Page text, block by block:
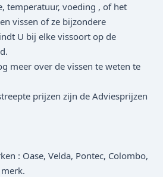
temperatuur, voeding , of het
vissen of ze bijzondere
U bij elke vissoort op de
meer over de vissen te weten te
prijzen zijn de Adviesprijzen
: Oase, Velda, Pontec, Colombo,